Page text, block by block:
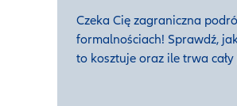
Czeka Cię zagraniczna
formalnościach! Sprawdź,
to kosztuje oraz ile trwa cały